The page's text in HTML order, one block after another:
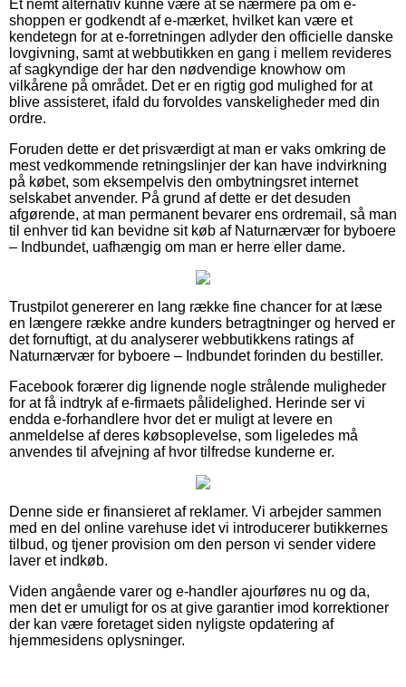
Et nemt alternativ kunne være at se nærmere på om e-
shoppen er godkendt af e-mærket, hvilket kan være et
kendetegn for at e-forretningen adlyder den officielle danske
lovgivning, samt at webbutikken en gang i mellem revideres
af sagkyndige der har den nødvendige knowhow om
vilkårene på området. Det er en rigtig god mulighed for at
blive assisteret, ifald du forvoldes vanskeligheder med din
ordre.
Foruden dette er det prisværdigt at man er vaks omkring de
mest vedkommende retningslinjer der kan have indvirkning
på købet, som eksempelvis den ombytningsret internet
selskabet anvender. På grund af dette er det desuden
afgørende, at man permanent bevarer ens ordremail, så man
til enhver tid kan bevidne sit køb af Naturnærvær for byboere
– Indbundet, uafhængig om man er herre eller dame.
Trustpilot genererer en lang række fine chancer for at læse
en længere række andre kunders betragtninger og herved er
det fornuftigt, at du analyserer webbutikkens ratings af
Naturnærvær for byboere – Indbundet forinden du bestiller.
Facebook forærer dig lignende nogle strålende muligheder
for at få indtryk af e-firmaets pålidelighed. Herinde ser vi
endda e-forhandlere hvor det er muligt at levere en
anmeldelse af deres købsoplevelse, som ligeledes må
anvendes til afvejning af hvor tilfredse kunderne er.
Denne side er finansieret af reklamer. Vi arbejder sammen
med en del online varehuse idet vi introducerer butikkernes
tilbud, og tjener provision om den person vi sender videre
laver et indkøb.
Viden angående varer og e-handler ajourføres nu og da,
men det er umuligt for os at give garantier imod korrektioner
der kan være foretaget siden nyligste opdatering af
hjemmesidens oplysninger.